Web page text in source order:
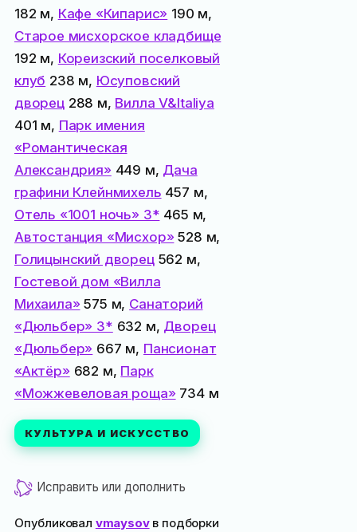
182 м, Кафе «Кипарис» 190 м,
Старое мисхорское кладбище
192 м, Кореизский поселковый
клуб 238 м, Юсуповский
дворец288 м, Вилла V&Italiya
401 м, Парк имения
«Романтическая
Александрия»449 м, Дача
графини Клейнмихель 457 м,
Отель «1001 ночь» 3* 465 м,
Автостанция «Мисхор»528 м,
Голицынский дворец562 м,
Гостевой дом «Вилла
Михаила»575 м, Санаторий
«Дюльбер» 3* 632 м, Дворец
«Дюльбер» 667 м, Пансионат
«Актёр»682 м, Парк
«Можжевеловая роща»734 м
КУЛЬТУРА И ИСКУССТВО
Исправить или дополнить
Опубликовал vmaysovв подборки